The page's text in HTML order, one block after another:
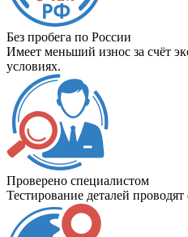
Без пробега по России
Имеет меньший износ за счёт
условиях.
Проверено специалистом
Тестирование деталей